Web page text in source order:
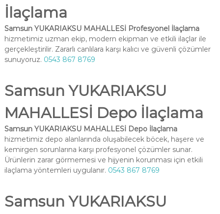
İlaçlama
Samsun YUKARIAKSU MAHALLESİ Profesyonel İlaçlama
hizmetimiz uzman ekip, modern ekipman ve etkili ilaçlar ile
gerçekleştirilir. Zararlı canlılara karşı kalıcı ve güvenli çözümler
sunuyoruz. 0543 867 8769
Samsun YUKARIAKSU
MAHALLESİ Depo İlaçlama
Samsun YUKARIAKSU MAHALLESİ Depo İlaçlama
hizmetimiz depo alanlarında oluşabilecek böcek, haşere ve
kemirgen sorunlarına karşı profesyonel çözümler sunar.
Ürünlerin zarar görmemesi ve hijyenin korunması için etkili
ilaçlama yöntemleri uygulanır. 0543 867 8769
Samsun YUKARIAKSU